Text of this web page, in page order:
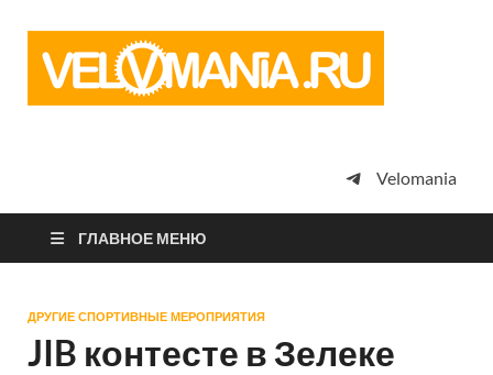
просто
Velomania
ГЛАВНОЕ МЕНЮ
ДРУГИЕ СПОРТИВНЫЕ МЕРОПРИЯТИЯ
JIB контесте в Зелеке